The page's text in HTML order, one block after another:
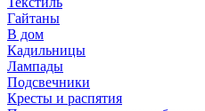
Гайтаны
В дом
Кадильницы
Лампады
Подсвечники
Кресты и распятия